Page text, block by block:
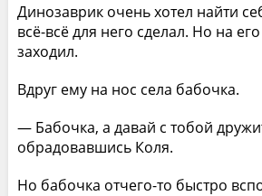
Динозаврик очень хотел найти
всё-всё для него сделал. Но на
заходил.
Вдруг ему на нос села бабочка.
— Бабочка, а давай с тобой
обрадовавшись Коля.
Но бабочка отчего-то быстро